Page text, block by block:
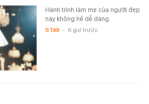
Hành trình làm mẹ của người đẹp
này không hề dễ dàng.
STAR - 6 giờ trước